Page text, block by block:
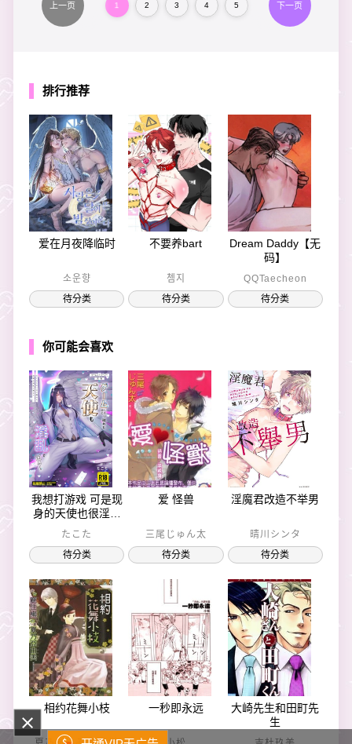
上一页 1 2 3 4 5 下一页
排行推荐
爱在月夜降临时
소운향
待分类
不要养bart
쳄지
待分类
Dream Daddy【无
码】
QQTaecheon
待分类
你可能会喜欢
我想打游戏 可是现
身的天使也很淫乱
有够烦！
たこた
待分类
爱 怪兽
三尾じゅん太
待分类
淫魔君改造不举男
晴川シンタ
待分类
相约花舞小枝 一秒即永远
大崎先生和田町先
生